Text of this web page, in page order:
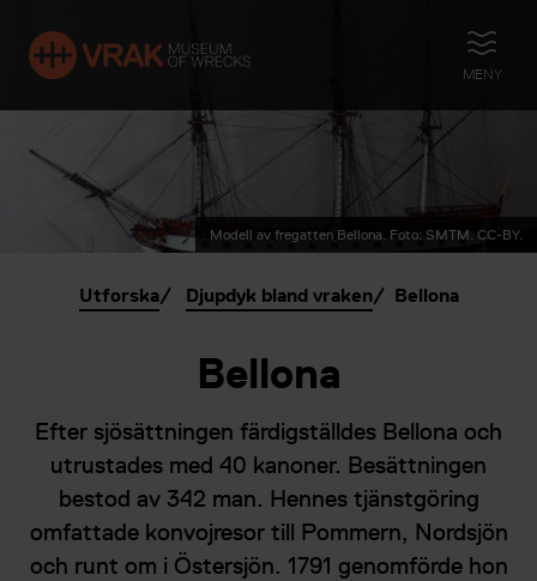
ÖPPNA
MENY
Modell av fregatten Bellona. Foto: SMTM. CC-BY.
Utforska Djupdyk bland vraken Bellona
Bellona
Efter sjösättningen färdigställdes Bellona och
utrustades med 40 kanoner. Besättningen
bestod av 342 man. Hennes tjänstgöring
omfattade konvojresor till Pommern, Nordsjön
och runt om i Östersjön. 1791 genomförde hon